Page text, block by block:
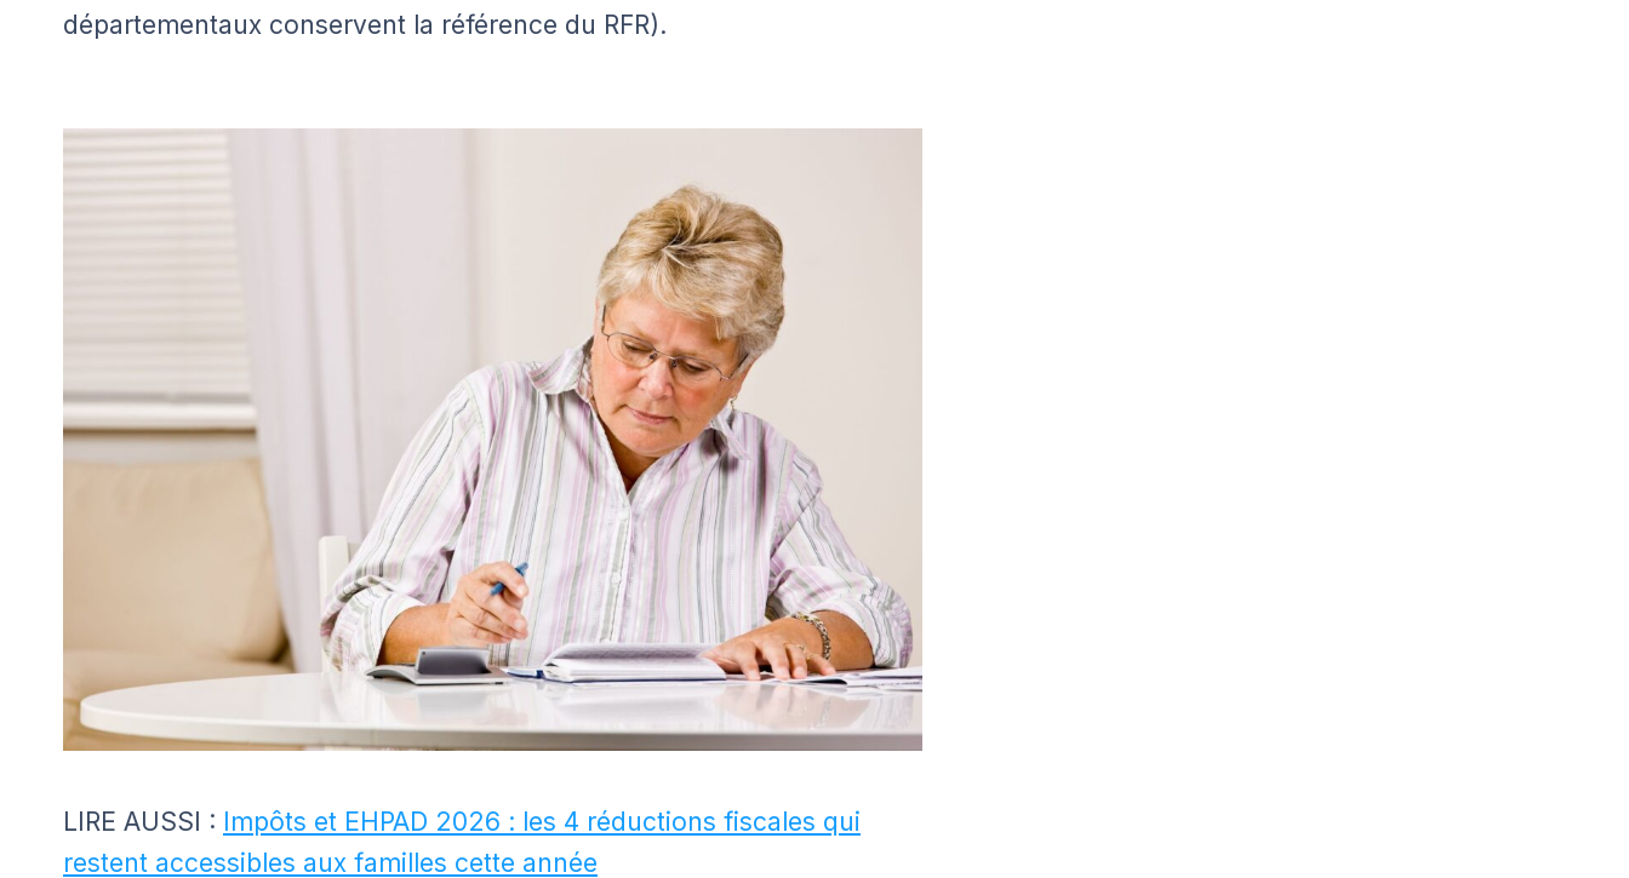
départementaux conservent la référence du RFR).
LIRE AUSSI : Impôts et EHPAD 2026 : les 4 réductions fiscales qui
restent accessibles aux familles cette année